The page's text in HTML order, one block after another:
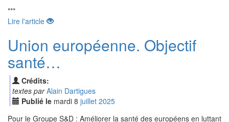
***
Lire l'article
Union européenne. Objectif
santé…
Crédits:
textes par Alain Dartigues
Publié le mardi 8 juillet 2025
Pour le Groupe S&D : Améliorer la santé des européens en luttant